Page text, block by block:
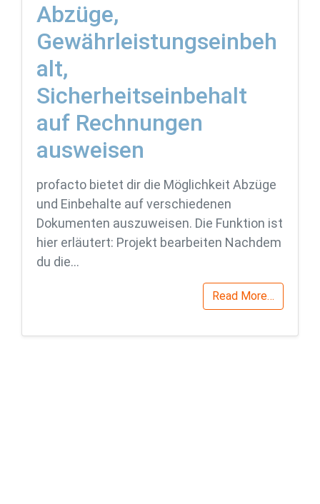
Abzüge,
Gewährleistungseinbeh
alt,
Sicherheitseinbehalt
auf Rechnungen
ausweisen
profacto bietet dir die Möglichkeit Abzüge
und Einbehalte auf verschiedenen
Dokumenten auszuweisen. Die Funktion ist
hier erläutert: Projekt bearbeiten Nachdem
du die…
Read More…